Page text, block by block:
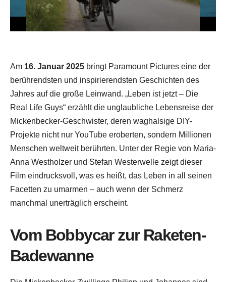
Am 16. Januar 2025 bringt Paramount Pictures eine der
berührendsten und inspirierendsten Geschichten des
Jahres auf die große Leinwand. „Leben ist jetzt – Die
Real Life Guys“ erzählt die unglaubliche Lebensreise der
Mickenbecker-Geschwister, deren waghalsige DIY-
Projekte nicht nur YouTube eroberten, sondern Millionen
Menschen weltweit berührten. Unter der Regie von Maria-
Anna Westholzer und Stefan Westerwelle zeigt dieser
Film eindrucksvoll, was es heißt, das Leben in all seinen
Facetten zu umarmen – auch wenn der Schmerz
manchmal unerträglich erscheint.
Vom Bobbycar zur Raketen-
Badewanne